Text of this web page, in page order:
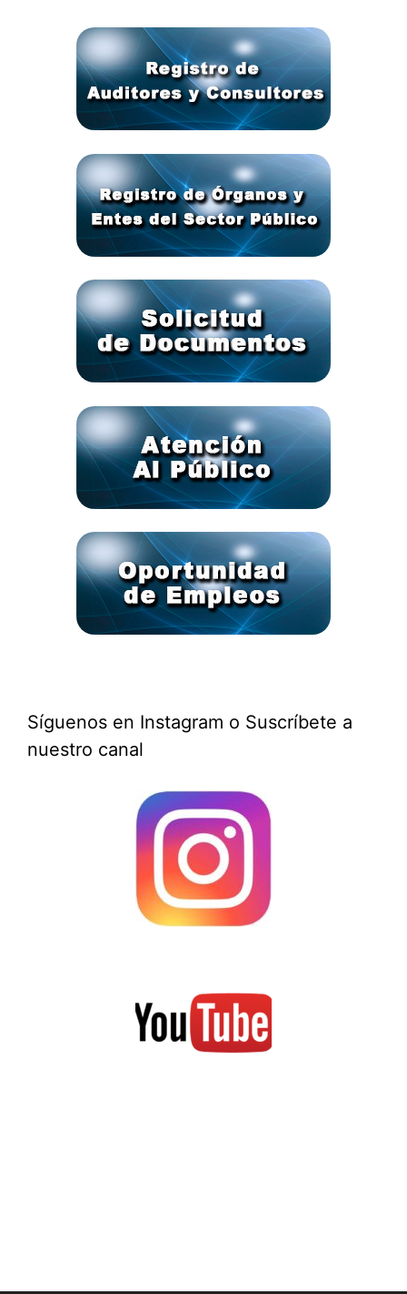
Síguenos en Instagram o Suscríbete a
nuestro canal